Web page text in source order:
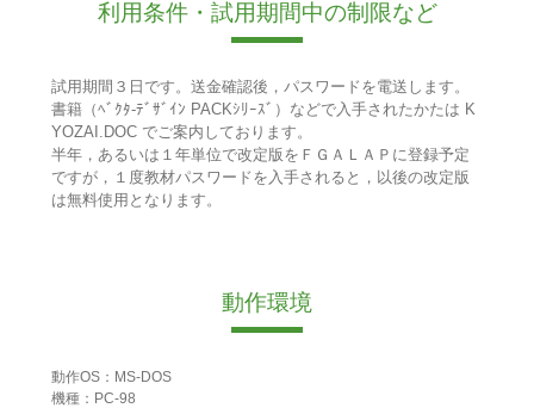
利用条件・試用期間中の制限など
試用期間３日です。送金確認後，パスワードを電送します。
書籍（ﾍﾞｸﾀ-ﾃﾞｻﾞｲﾝ PACKｼﾘｰｽﾞ）などで入手されたかたは K
YOZAI.DOC でご案内しております。
半年，あるいは１年単位で改定版をＦＧＡＬＡＰに登録予定
ですが，１度教材パスワードを入手されると，以後の改定版
は無料使用となります。
動作環境
動作OS：MS-DOS
機種：PC-98